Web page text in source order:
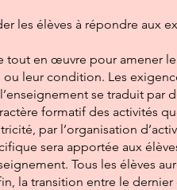
les élèves à répondre aux
tout en œuvre pour amener
leur condition. Les
se traduit par
formatif des activités
par l’organisation
sera apportée aux
Tous les élèves
la transition entre le